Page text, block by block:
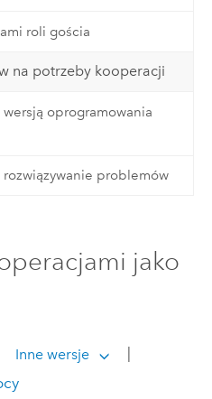
roli gościa
na potrzeby kooperacji
oprogramowania
problemów
jako
Inne wersje